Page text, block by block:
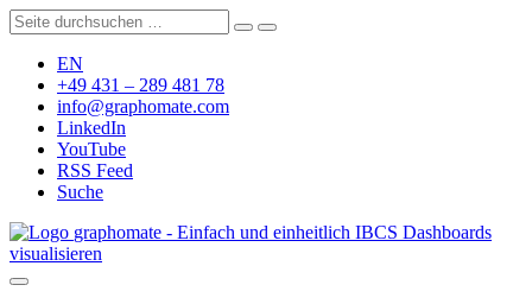
EN
+49 431 – 289 481 78
info@graphomate.com
LinkedIn
YouTube
RSS Feed
Suche
graphomate - Einfach und einheitlich IBCS Dashboards
visualisieren